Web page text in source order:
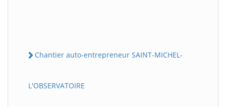
Chantier auto-entrepreneur SAINT-MICHEL-
L'OBSERVATOIRE